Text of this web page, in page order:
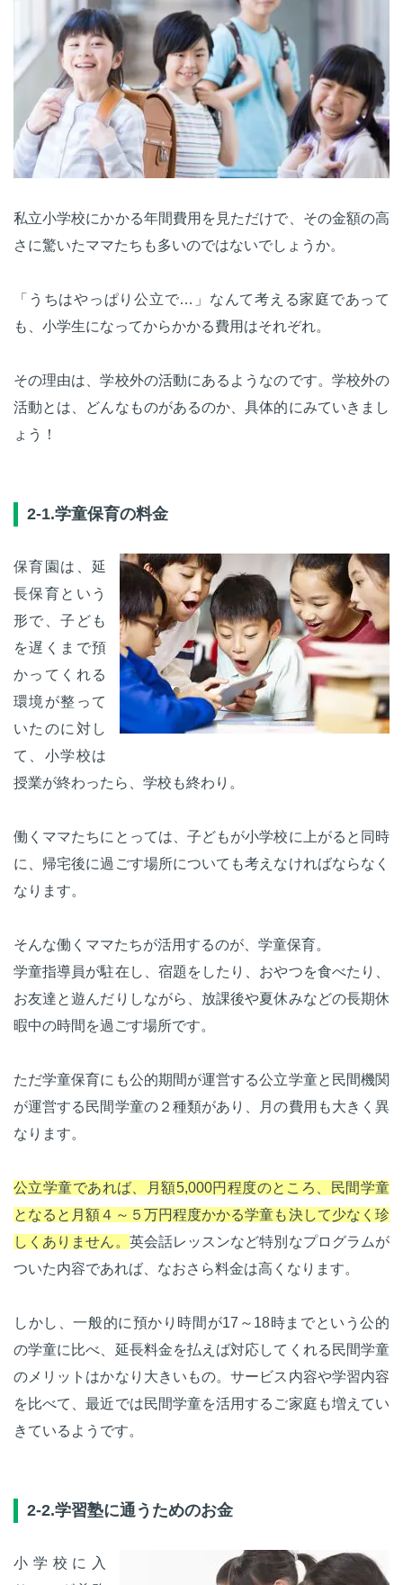
私立小学校にかかる年間費用を見ただけで、その金額の高
さに驚いたママたちも多いのではないでしょうか。
「うちはやっぱり公立で…」なんて考える家庭であって
も、小学生になってからかかる費用はそれぞれ。
その理由は、学校外の活動にあるようなのです。学校外の
活動とは、どんなものがあるのか、具体的にみていきまし
ょう！
2-1.学童保育の料金
保育園は、延
長保育という
形で、子ども
を遅くまで預
かってくれる
環境が整って
いたのに対し
て、小学校は
授業が終わったら、学校も終わり。
働くママたちにとっては、子どもが小学校に上がると同時
に、帰宅後に過ごす場所についても考えなければならなく
なります。
そんな働くママたちが活用するのが、学童保育。
学童指導員が駐在し、宿題をしたり、おやつを食べたり、
お友達と遊んだりしながら、放課後や夏休みなどの長期休
暇中の時間を過ごす場所です。
ただ学童保育にも公的期間が運営する公立学童と民間機関
が運営する民間学童の２種類があり、月の費用も大きく異
なります。
公立学童であれば、月額5,000円程度のところ、民間学童
となると月額４～５万円程度かかる学童も決して少なく珍
しくありません。 英会話レッスンなど特別なプログラムが
ついた内容であれば、なおさら料金は高くなります。
しかし、一般的に預かり時間が17～18時までという公的
の学童に比べ、延長料金を払えば対応してくれる民間学童
のメリットはかなり大きいもの。サービス内容や学習内容
を比べて、最近では民間学童を活用するご家庭も増えてい
きているようです。
2-2.学習塾に通うためのお金
小学校に入